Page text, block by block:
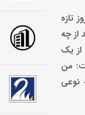
تازه
از چه
از یک
من
نوعی